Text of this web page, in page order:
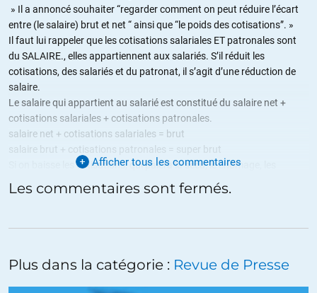
» Il a annoncé souhaiter “regarder comment on peut réduire l’écart
entre (le salaire) brut et net “ ainsi que “le poids des cotisations”. »
Il faut lui rappeler que les cotisations salariales ET patronales sont
du SALAIRE., elles appartiennent aux salariés. S’il réduit les
cotisations, des salariés et du patronat, il s’agit d’une réduction de
salaire.
Le salaire qui appartient au salarié est constitué du salaire net +
cotisations salariales + cotisations patronales.
salaire net + cotisations salariales = brut
salaire brut + cotisations patronales = super brut
Si on baisse les cotisations, qui paiera la sécu, le chômage, les
retraites ? les pauvres ? la dette ? l’UE ?
Je serais curieux de connaitre l’évolution du super brut depuis
Afficher tous les commentaires
Les commentaires sont fermés.
Plus dans la catégorie : Revue de Presse